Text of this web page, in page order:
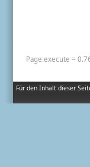
Für den Inhalt dieser
Page.execute =